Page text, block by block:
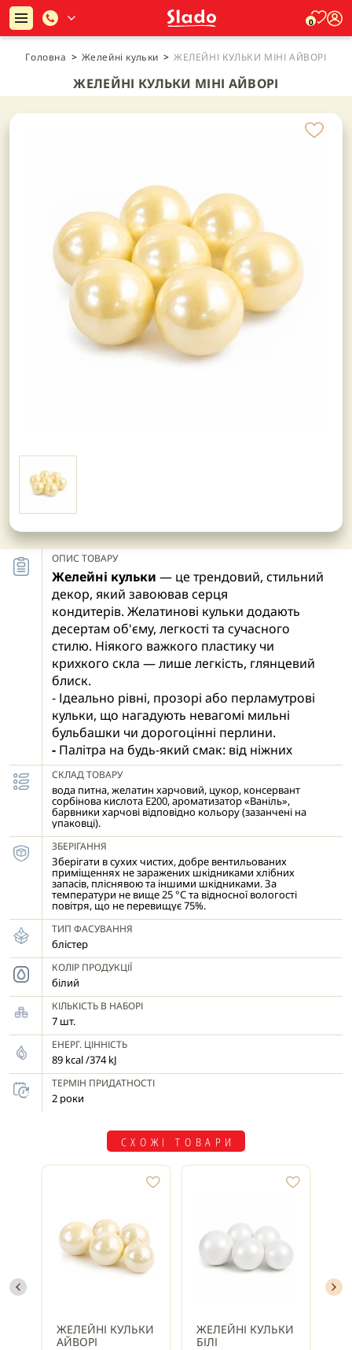
0
Головна > Желейні кульки > ЖЕЛЕЙНІ КУЛЬКИ МІНІ АЙВОРІ
ЖЕЛЕЙНІ КУЛЬКИ МІНІ АЙВОРІ
ОПИС ТОВАРУ
Желейні кульки — це трендовий, стильний
декор, який завоював серця
кондитерів. Желатинові кульки додають
десертам об'єму, легкості та сучасного
стилю. Ніякого важкого пластику чи
крихкого скла — лише легкість, глянцевий
блиск.
- Ідеально рівні, прозорі або перламутрові
кульки, що нагадують невагомі мильні
бульбашки чи дорогоцінні перлини.
- Палітра на будь-який смак: від ніжних
пастельних відтінків для дитячих тортів до
розкішного золота й хрому для весільних
шедеврів.
- Кульки чудово тримають форму, не тануть
на стабільних кремах (ганаш, велюр) та
легко кріпляться.
- Більше не потрібно витрачати години на
видування карамелі чи роботу з
ізомальтом. Просто дістаньте з упаковки та
прикрашайте!
СКЛАД ТОВАРУ
вода питна, желатин харчовий, цукор, консервант
сорбінова кислота Е200, ароматизатор «Ваніль»,
барвники харчові відповідно кольору (зазанчені на
упаковці).
ЗБЕРІГАННЯ
Зберігати в сухих чистих, добре вентильованих
приміщеннях не заражених шкідниками хлібних
запасів, пліснявою та іншими шкідниками. За
температури не вище 25 °С та відносної вологості
повітря, що не перевищує 75%.
ТИП ФАСУВАННЯ
блістер
КОЛІР ПРОДУКЦІЇ
білий
КІЛЬКІСТЬ В НАБОРІ
7 шт.
ЕНЕРГ. ЦІННІСТЬ
89 kcal /374 kJ
ТЕРМІН ПРИДАТНОСТІ
2 роки
СХОЖІ ТОВАРИ
ЖЕЛЕЙНІ КУЛЬКИ
АЙВОРІ
ЖЕЛЕЙНІ КУЛЬКИ
БІЛІ